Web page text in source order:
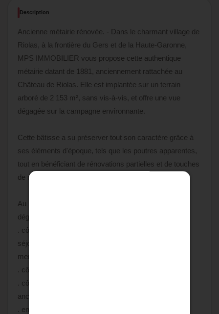
Description
Ancienne métairie rénovée. - Dans le charmant village de
Riolas, à la frontière du Gers et de la Haute-Garonne,
MPS IMMOBILIER vous propose cette authentique
métairie datant de 1881, anciennement rattachée au
Château de Riolas. Elle est implantée sur un terrain
arboré de 2 153 m², sans vis-à-vis, et offre une vue
dégagée sur la campagne environnante.
Cette bâtisse a su préserver tout son caractère grâce à
ses éléments d'époque, tels que les poutres apparentes,
tout en bénéficiant de rénovations partielles et de touches
de modernité.
Au rez-de-chaussée, un hall d'entrée et un vaste
dégagement desservent :
. côté sud : une cuisine séparée aménagée ainsi qu'un
séjour lumineux d'environ 37 m², doté d'un escalier
menant à l'étage,
. côté nord : un salon de 30 m²,
. côté droit (à rénover) : une pièce de 23 m² et une
ancienne cuisine ouvrant sur une terrasse,
. en face : une chambre avec salle d'eau et un WC,